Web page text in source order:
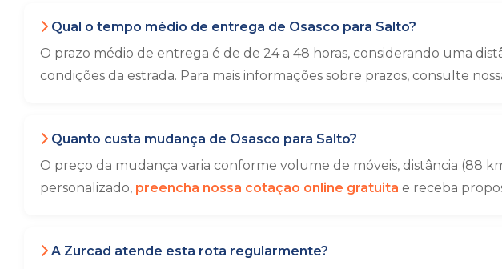
Qual o tempo médio de entrega de Osasco para Salto?
O prazo médio de entrega é de de 24 a 48 horas, considerando uma
condições da estrada. Para mais informações sobre prazos, consulte
Quanto custa mudança de Osasco para Salto?
O preço da mudança varia conforme volume de móveis, distância (88
personalizado, preencha nossa cotação online gratuita e receba
A Zurcad atende esta rota regularmente?